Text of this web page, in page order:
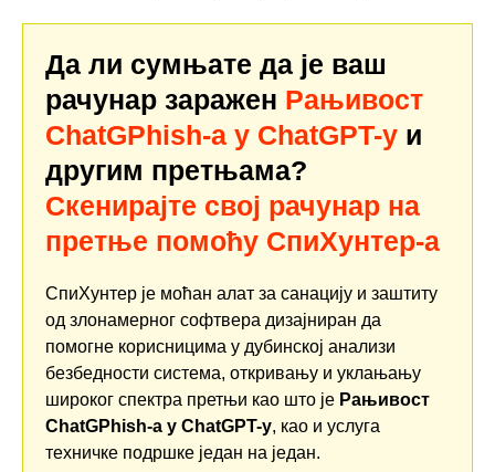
Да ли сумњате да је ваш
рачунар заражен Рањивост
ChatGPhish-а у ChatGPT-у и
другим претњама?
Скенирајте свој рачунар на
претње помоћу СпиХунтер-а
СпиХунтер је моћан алат за санацију и заштиту
од злонамерног софтвера дизајниран да
помогне корисницима у дубинској анализи
безбедности система, откривању и уклањању
широког спектра претњи као што је Рањивост
ChatGPhish-а у ChatGPT-у, као и услуга
техничке подршке један на један.